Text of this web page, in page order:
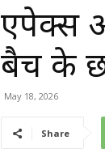
एपेक्स
बैच के
May 18, 2026
Share